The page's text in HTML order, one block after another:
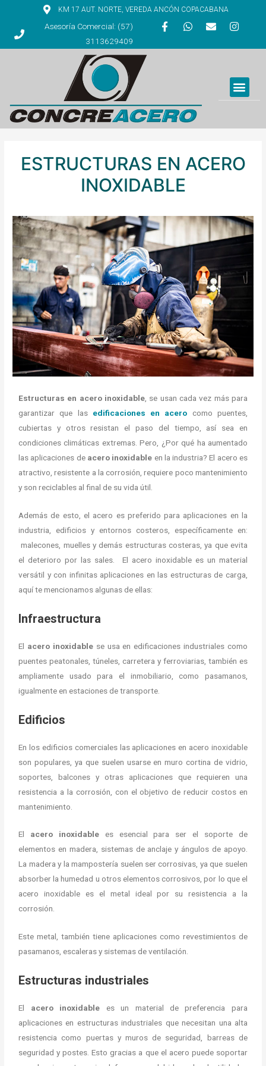
KM 17 AUT. NORTE, VEREDA ANCÓN COPACABANA
Asesoría Comercial: (57)
3113629409
ESTRUCTURAS EN ACERO
INOXIDABLE
Estructuras en acero inoxidable , se usan cada vez más para
garantizar que las edificaciones en acero como puentes,
cubiertas y otros resistan el paso del tiempo, así sea en
condiciones climáticas extremas. Pero, ¿Por qué ha aumentado
las aplicaciones de acero inoxidable en la industria? El acero es
atractivo, resistente a la corrosión, requiere poco mantenimiento
y son reciclables al final de su vida útil.
Además de esto, el acero es preferido para aplicaciones en la
industria, edificios y entornos costeros, específicamente en:
malecones, muelles y demás estructuras costeras, ya que evita
el deterioro por las sales. El acero inoxidable es un material
versátil y con infinitas aplicaciones en las estructuras de carga,
aquí te mencionamos algunas de ellas:
Infraestructura
El acero inoxidablese usa en edificaciones industriales como
puentes peatonales, túneles, carretera y ferroviarias, también es
ampliamente usado para el inmobiliario, como pasamanos,
igualmente en estaciones de transporte.
Edificios
En los edificios comerciales las aplicaciones en acero inoxidable
son populares, ya que suelen usarse en muro cortina de vidrio,
soportes, balcones y otras aplicaciones que requieren una
resistencia a la corrosión, con el objetivo de reducir costos en
mantenimiento.
El acero inoxidablees esencial para ser el soporte de
elementos en madera, sistemas de anclaje y ángulos de apoyo.
La madera y la mampostería suelen ser corrosivas, ya que suelen
absorber la humedad u otros elementos corrosivos, por lo que el
acero inoxidable es el metal ideal por su resistencia a la
corrosión.
Este metal, también tiene aplicaciones como revestimientos de
pasamanos, escaleras y sistemas de ventilación.
Estructuras industriales
El acero inoxidable es un material de preferencia para
aplicaciones en estructuras industriales que necesitan una alta
resistencia como puertas y muros de seguridad, barreas de
seguridad y postes. Esto gracias a que el acero puede soportar